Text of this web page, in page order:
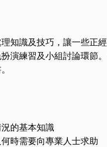
知識及技巧，讓一些正
演練習及小組討論環節
的基本知識
時需要向專業人士求助